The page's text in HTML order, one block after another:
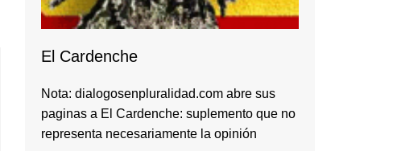
El Cardenche
Nota: dialogosenpluralidad.com abre sus
paginas a El Cardenche: suplemento que no
representa necesariamente la opinión